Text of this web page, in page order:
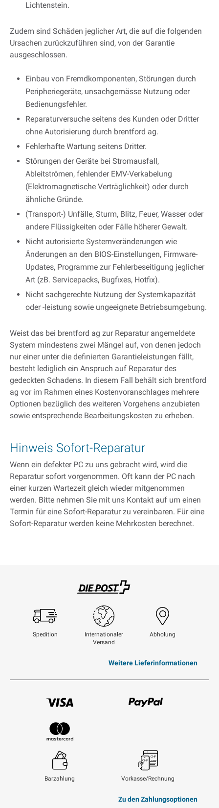
Lichtenstein.
Zudem sind Schäden jeglicher Art, die auf die folgenden
Ursachen zurückzuführen sind, von der Garantie
ausgeschlossen.
Einbau von Fremdkomponenten, Störungen durch
Peripheriegeräte, unsachgemässe Nutzung oder
Bedienungsfehler.
Reparaturversuche seitens des Kunden oder Dritter
ohne Autorisierung durch brentford ag.
Fehlerhafte Wartung seitens Dritter.
Störungen der Geräte bei Stromausfall,
Ableitströmen, fehlender EMV-Verkabelung
(Elektromagnetische Verträglichkeit) oder durch
ähnliche Gründe.
(Transport-) Unfälle, Sturm, Blitz, Feuer, Wasser oder
andere Flüssigkeiten oder Fälle höherer Gewalt.
Nicht autorisierte Systemveränderungen wie
Änderungen an den BIOS-Einstellungen, Firmware-
Updates, Programme zur Fehlerbeseitigung jeglicher
Art (zB. Servicepacks, Bugfixes, Hotfix).
Nicht sachgerechte Nutzung der Systemkapazität
oder -leistung sowie ungeeignete Betriebsumgebung.
Weist das bei brentford ag zur Reparatur angemeldete
System mindestens zwei Mängel auf, von denen jedoch
nur einer unter die definierten Garantieleistungen fällt,
besteht lediglich ein Anspruch auf Reparatur des
gedeckten Schadens. In diesem Fall behält sich brentford
ag vor im Rahmen eines Kostenvoranschlages mehrere
Optionen bezüglich des weiteren Vorgehens anzubieten
sowie entsprechende Bearbeitungskosten zu erheben.
Hinweis Sofort-Reparatur
Wenn ein defekter PC zu uns gebracht wird, wird die
Reparatur sofort vorgenommen. Oft kann der PC nach
einer kurzen Wartezeit gleich wieder mitgenommen
werden. Bitte nehmen Sie mit uns Kontakt auf um einen
Termin für eine Sofort-Reparatur zu vereinbaren. Für eine
Sofort-Reparatur werden keine Mehrkosten berechnet.
Swisspost
Spedition
Internationaler
Versand
Abholung
Weitere Lieferinformationen
Barzahlung Vorkasse/Rechnung
Zu den Zahlungsoptionen